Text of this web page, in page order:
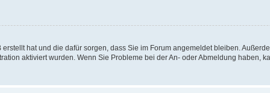
erstellt hat und die dafür sorgen, dass Sie im Forum angemeldet bleiben.
aktiviert wurden. Wenn Sie Probleme bei der An- oder Abmeldung haben,